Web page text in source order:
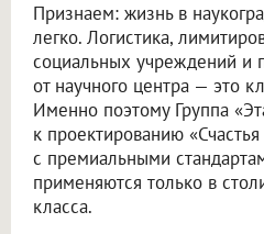
Признаем: жизнь в
легко. Логистика,
социальных учреждений и
от научного центра — это
Именно поэтому Группа
к проектированию
с премиальными
применяются только в
класса.